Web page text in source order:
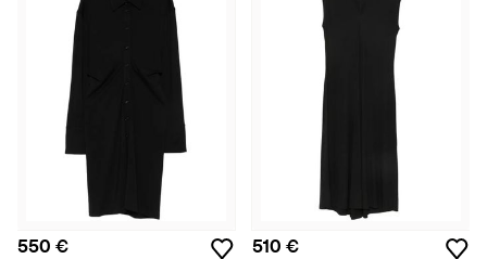
550 € 510 €